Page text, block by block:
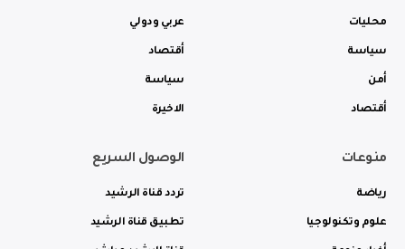
محليات
سياسة
أمن
أقتصاد
عربي ودولي
أقتصاد
سياسة
الاخيرة
منوعات
رياضة
علوم وتكنولوجيا
الوصول السريع
تردد قناة الرشيد
تطبيق قناة الرشيد